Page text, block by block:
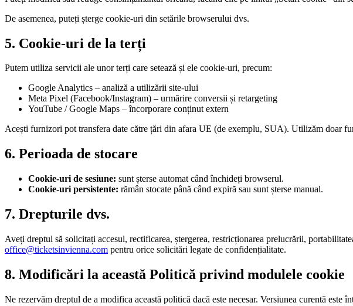
De asemenea, puteți șterge cookie-uri din setările browserului dvs.
5. Cookie-uri de la terți
Putem utiliza servicii ale unor terți care setează și ele cookie-uri, precum:
Google Analytics – analiză a utilizării site-ului
Meta Pixel (Facebook/Instagram) – urmărire conversii și retargeting
YouTube / Google Maps – încorporare conținut extern
Acești furnizori pot transfera date către țări din afara UE (de exemplu, SUA). Utilizăm doar
6. Perioada de stocare
Cookie-uri de sesiune: sunt șterse automat când închideți browserul.
Cookie-uri persistente: rămân stocate până când expiră sau sunt șterse manual.
7. Drepturile dvs.
Aveți dreptul să solicitați accesul, rectificarea, ștergerea, restricționarea prelucrării,
office@ticketsinvienna.com pentru orice solicitări legate de confidențialitate.
8. Modificări la această Politică privind modulele cookie
Ne rezervăm dreptul de a modifica această politică dacă este necesar. Versiunea curentă este